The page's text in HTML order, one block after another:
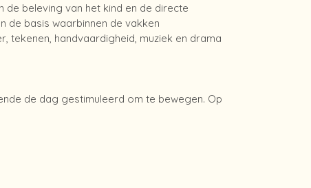
de beleving van het kind en de directe
de basis waarbinnen de vakken
tekenen, handvaardigheid, muziek en drama
de dag gestimuleerd om te bewegen. Op